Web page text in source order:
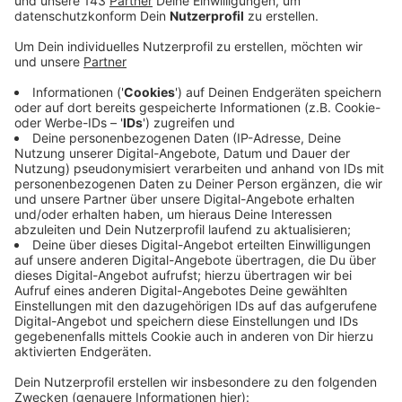
Anzeige
Als Grund nennt sie mehr als üblich anfallende
Jahresabschlussarbeiten zu Beginn des neuen Jahres.
Davon seien insbesondere die Kita- und OGS-
Betreuung sowie die Gebühren für das Essen
betroffen. Sobald die technischen Voraussetzungen
vorliegen, wird die Abbuchung nachgeholt, aller
Voraussicht nach Ende Januar.
Überweisungen können wie gewohnt durchgehend auf
das städtische Konto vorgenommen werden, auch von
Beitrags- und Gebührenpflichtigen, die ein
Lastschriftmandat hinterlegt haben. Sollte hier ein
Zahlungseingang erfolgen, wird seitens der Stadt
Ennepetal sichergestellt, dass nicht zusätzlich eine
Abbuchung vorgenommen wird.